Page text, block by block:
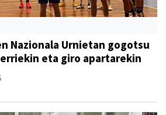
Nazionala Urnietan gogotsu
eta giro apartarekin